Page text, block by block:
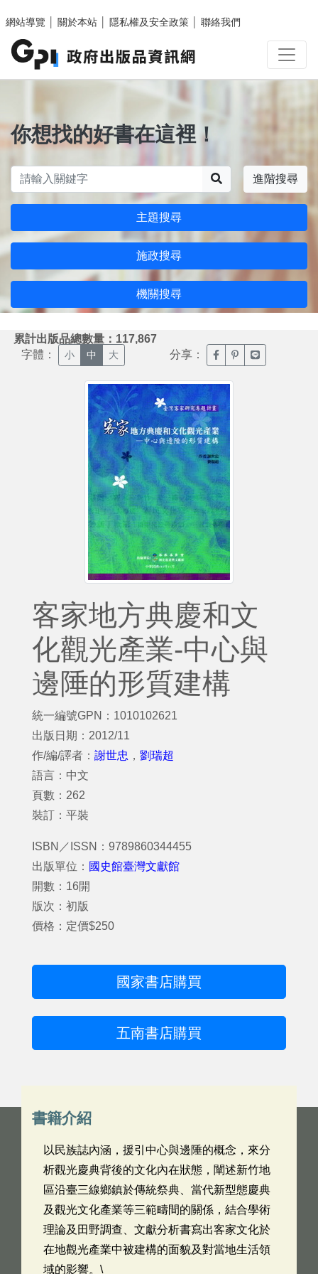
網站導覽
關於本站 隱私權及安全政策 聯絡我們
你想找的好書在這裡！
進階搜尋
主題搜尋
施政搜尋
機關搜尋
累計出版品總數量：117,867
字體： 小 中 大 分享： 臉書分享(另開新視窗)
噗浪分享(另開新
Line分享(另
客家地方典慶和文
化觀光產業-中心與
邊陲的形質建構
統一編號GPN：1010102621
出版日期：2012/11
作/編/譯者： 謝世忠 ， 劉瑞超
語言：中文
頁數：262
裝訂：平裝
ISBN／ISSN：9789860344455
出版單位： 國史館臺灣文獻館
開數：16開
版次：初版
價格：定價$250
國家書店購買
五南書店購買
書籍介紹
以民族誌內涵，援引中心與邊陲的概念，來分
析觀光慶典背後的文化內在狀態，闡述新竹地
區沿臺三線鄉鎮於傳統祭典、當代新型態慶典
及觀光文化產業等三範疇間的關係，結合學術
理論及田野調查、文獻分析書寫出客家文化於
在地觀光產業中被建構的面貌及對當地生活領
域的影響。\